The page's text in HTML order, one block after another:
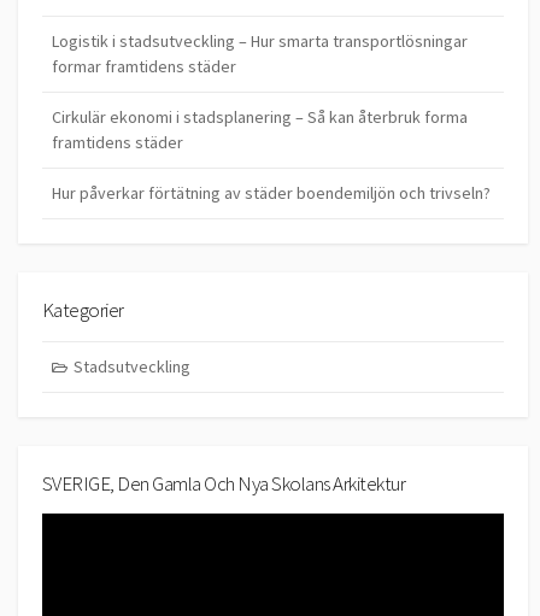
Logistik i stadsutveckling – Hur smarta transportlösningar
formar framtidens städer
Cirkulär ekonomi i stadsplanering – Så kan återbruk forma
framtidens städer
Hur påverkar förtätning av städer boendemiljön och trivseln?
Kategorier
Stadsutveckling
SVERIGE, Den Gamla Och Nya Skolans Arkitektur